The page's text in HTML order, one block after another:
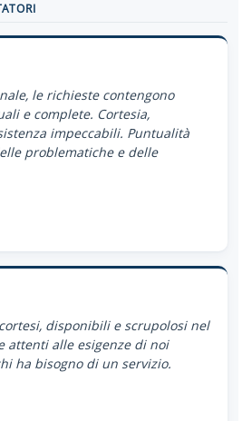
le richieste contengono
e complete. Cortesia,
impeccabili. Puntualità
problematiche e delle
disponibili e scrupolosi nel
attenti alle esigenze di noi
ha bisogno di un servizio.